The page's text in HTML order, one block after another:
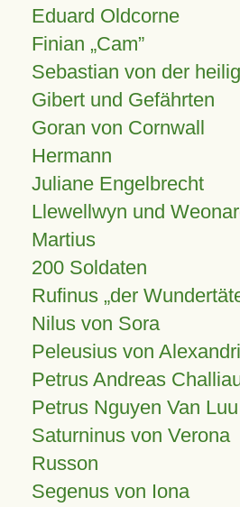
Eduard Oldcorne
Finian Cam
Sebastian von der
Gibert und Gefährten
Goran von Cornwall
Hermann
Juliane Engelbrecht
Llewellwyn und
Martius
200 Soldaten
Rufinus „der
Nilus von Sora
Peleusius von
Petrus Andreas
Petrus Nguyen Van Luu
Saturninus von Verona
Russon
Segenus von Iona